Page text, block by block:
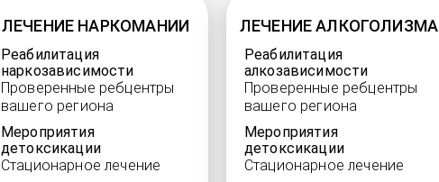
ЛЕЧЕНИЕ НАРКОМАНИИ
Реабилитация
наркозависимости
Проверенные ребцентры
вашего региона
Мероприятия
детоксикации
Стационарное лечение
ЛЕЧЕНИЕ АЛКОГОЛИЗМА
Реабилитация
алкозависимости
Проверенные ребцентры
вашего региона
Мероприятия
детоксикации
Стационарное лечение